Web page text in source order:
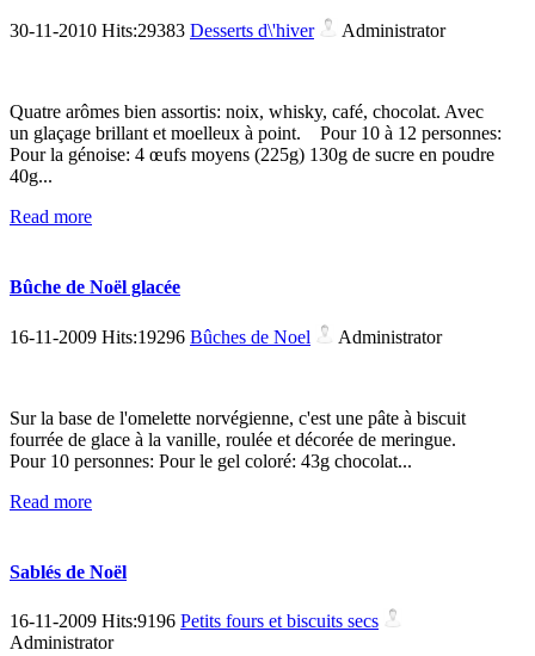
30-11-2010 Hits:29383 Desserts d\'hiver Administrator
Quatre arômes bien assortis: noix, whisky, café, chocolat. Avec
un glaçage brillant et moelleux à point. Pour 10 à 12 personnes:
Pour la génoise: 4 œufs moyens (225g) 130g de sucre en poudre
40g...
Read more
Bûche de Noël glacée
16-11-2009 Hits:19296 Bûches de Noel Administrator
Sur la base de l'omelette norvégienne, c'est une pâte à biscuit
fourrée de glace à la vanille, roulée et décorée de meringue.
Pour 10 personnes: Pour le gel coloré: 43g chocolat...
Read more
Sablés de Noël
16-11-2009 Hits:9196 Petits fours et biscuits secs
Administrator